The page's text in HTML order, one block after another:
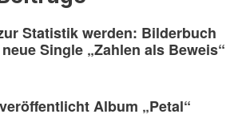
Statistik werden: Bilderbuch
Single „Zahlen als Beweis“
Album „Petal“